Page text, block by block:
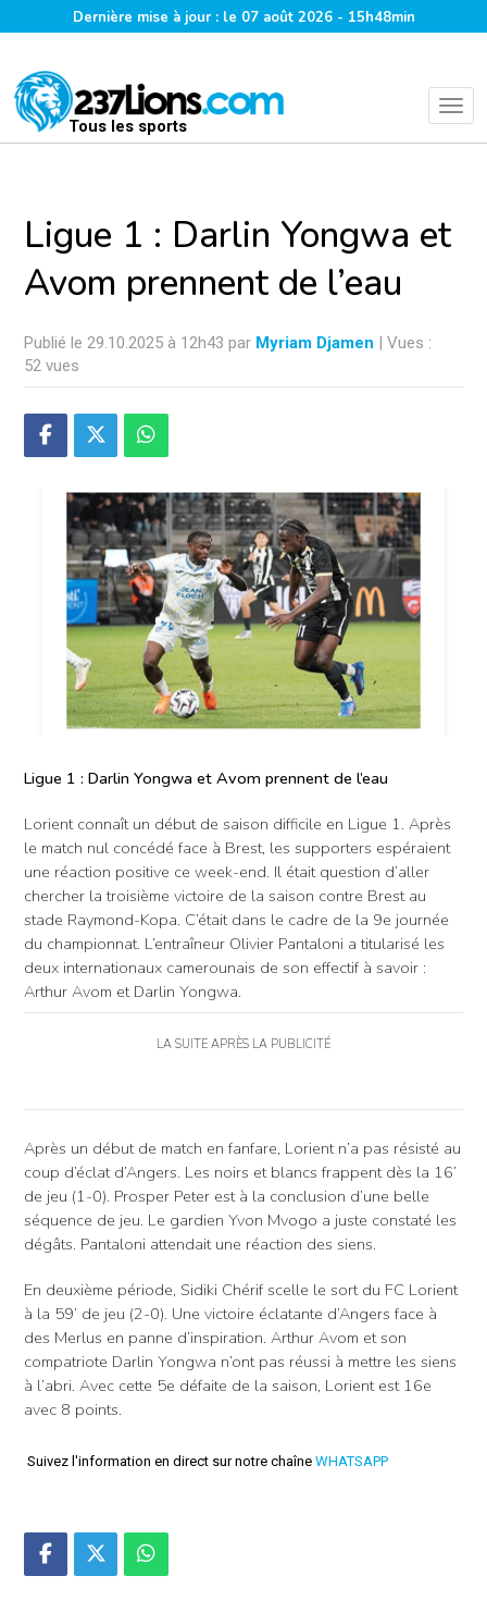
Dernière mise à jour : le 07 août 2026 - 15h48min
Tous les sports
Ligue 1 : Darlin Yongwa et
Avom prennent de l’eau
Publié le 29.10.2025 à 12h43 par Myriam Djamen | Vues :
52 vues
Ligue 1 : Darlin Yongwa et Avom prennent de l’eau
Lorient connaît un début de saison difficile en Ligue 1. Après
le match nul concédé face à Brest, les supporters espéraient
une réaction positive ce week-end. Il était question d’aller
chercher la troisième victoire de la saison contre Brest au
stade Raymond-Kopa. C’était dans le cadre de la 9e journée
du championnat. L’entraîneur Olivier Pantaloni a titularisé les
deux internationaux camerounais de son effectif à savoir :
Arthur Avom et Darlin Yongwa.
LA SUITE APRÈS LA PUBLICITÉ
Après un début de match en fanfare, Lorient n’a pas résisté au
coup d’éclat d’Angers. Les noirs et blancs frappent dès la 16’
de jeu (1-0). Prosper Peter est à la conclusion d’une belle
séquence de jeu. Le gardien Yvon Mvogo a juste constaté les
dégâts. Pantaloni attendait une réaction des siens.
En deuxième période, Sidiki Chérif scelle le sort du FC Lorient
à la 59’ de jeu (2-0). Une victoire éclatante d’Angers face à
des Merlus en panne d’inspiration. Arthur Avom et son
compatriote Darlin Yongwa n’ont pas réussi à mettre les siens
à l’abri. Avec cette 5e défaite de la saison, Lorient est 16e
avec 8 points.
Suivez l'information en direct sur notre chaîne WHATSAPP